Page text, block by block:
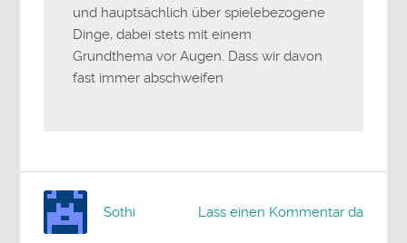
und hauptsächlich über spielebezogene
Dinge, dabei stets mit einem
Grundthema vor Augen. Dass wir davon
fast immer abschweifen
Lass einen Kommentar da
Sothi